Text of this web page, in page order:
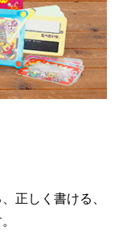
正しく書ける、